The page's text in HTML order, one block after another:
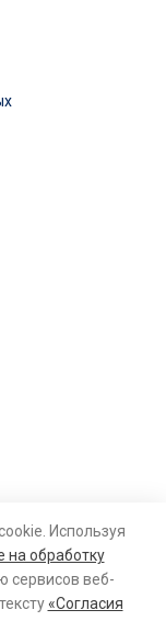
Используя
на обработку
сервисов веб-
«Согласия